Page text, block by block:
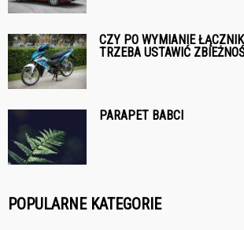
CZY PO WYMIANIE
TRZEBA USTAWIĆ
PARAPET BABCI
POPULARNE KATEGORIE